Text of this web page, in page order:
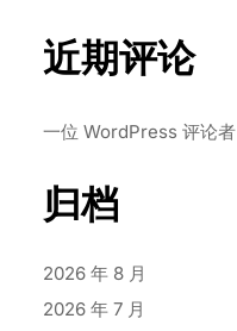
近期评论
一位 WordPress 评论者
归档
2026 年 8 月
2026 年 7 月